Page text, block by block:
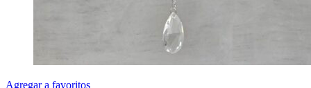
Agregar a favoritos